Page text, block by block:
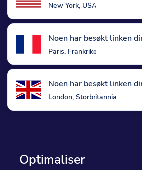
New York, USA
Noen har besøkt linken
Paris, Frankrike
Noen har besøkt linken
London, Storbritannia
Optimaliser